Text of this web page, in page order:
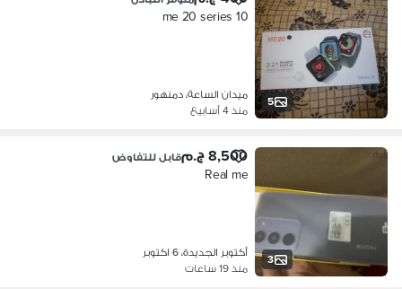
5
me 20 series 10
ميدان الساعة، دمنهور
منذ 4 أسابيع
3
8,500 ج.م قابل للتفاوض
Real me
أكتوبر الجديدة، 6 اكتوبر
منذ 19 ساعات